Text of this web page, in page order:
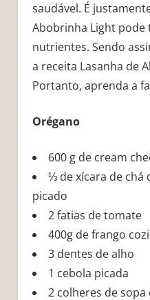
saudável. É
Abobrinha Light pode
nutrientes. Sendo
a receita Lasanha de
Portanto, aprenda a
Orégano
600 g de cream
⅓ de xícara de chá
picado
2 fatias de tomate
400g de frango
3 dentes de alho
1 cebola picada
2 colheres de sopa